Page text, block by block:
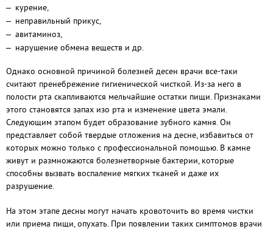
курение,
неправильный прикус,
авитаминоз,
нарушение обмена веществ и др.
Однако основной причиной болезней десен врачи все-таки
считают пренебрежение гигиенической чисткой. Из-за него в
полости рта скапливаются мельчайшие остатки пищи. Признаками
этого становятся запах изо рта и изменение цвета эмали.
Следующим этапом будет образование зубного камня. Он
представляет собой твердые отложения на десне, избавиться от
которых можно только с профессиональной помощью. В камне
живут и размножаются болезнетворные бактерии, которые
способны вызвать воспаление мягких тканей и даже их
разрушение.
На этом этапе десны могут начать кровоточить во время чистки
или приема пищи, опухать. При появлении таких симптомов врачи